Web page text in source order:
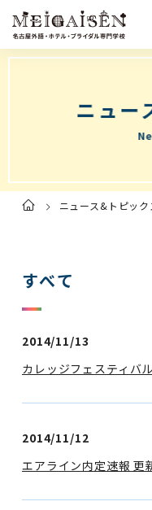
ニュー
ト
ニュース&トピック
すべて
2014/11/13
カレッジフェスティバ
2014/11/12
エアライン内定速報 更